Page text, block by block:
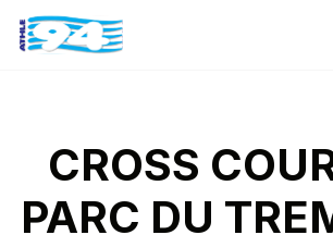
CROSS
PARC DU